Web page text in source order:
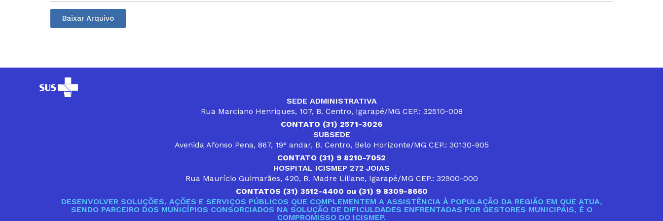
Baixar Arquivo
SEDE ADMINISTRATIVA
Rua Marciano Henriques, 107, B. Centro, Igarapé/MG CEP.: 32510-008
CONTATO (31) 2571-3026
SUBSEDE
Avenida Afonso Pena, 867, 19° andar, B. Centro, Belo Horizonte/MG CEP.: 30130-905
CONTATO (31) 9 8210-7052
HOSPITAL ICISMEP 272 JOIAS
Rua Maurício Guimarães, 420, B. Madre Liliane, Igarapé/MG CEP.: 32900-000
CONTATOS (31) 3512-4400 ou (31) 9 8309-8660
DESENVOLVER SOLUÇÕES, AÇÕES E SERVIÇOS PÚBLICOS QUE COMPLEMENTEM A ASSISTÊNCIA À POPULAÇÃO DA REGIÃO EM QUE ATUA,
SENDO PARCEIRO DOS MUNICÍPIOS CONSORCIADOS NA SOLUÇÃO DE DIFICULDADES ENFRENTADAS POR GESTORES MUNICIPAIS, É O
COMPROMISSO DO ICISMEP.